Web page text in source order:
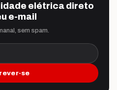
elétrica direto
e-mail
sem spam.
se